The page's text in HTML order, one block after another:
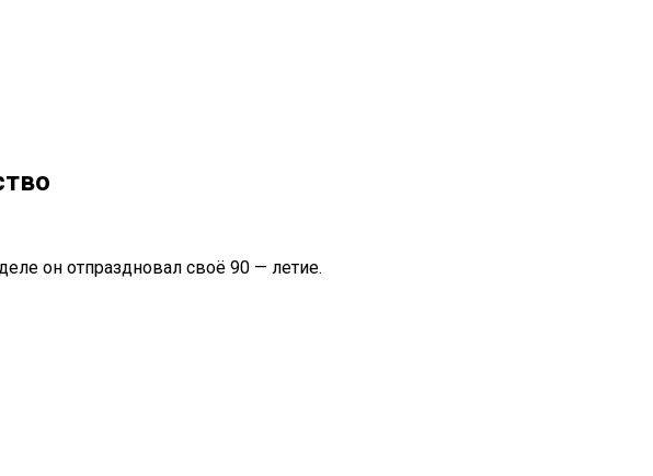
он отпраздновал своё 90 — летие.